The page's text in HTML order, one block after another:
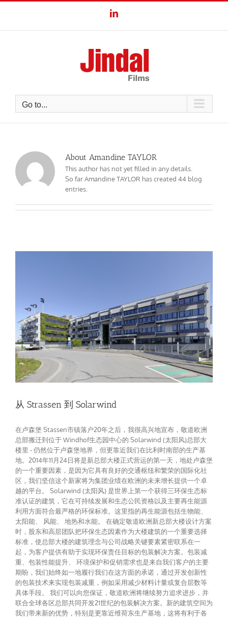
LinkedIn
Go to...
About Amandine TAYLOR
This author has not yet filled in any details.
So far Amandine TAYLOR has created 44 blog
entries.
从 Strassen 到 Solarwind
在卢森堡 Stassen市镇落户20年之后，我很高兴地宣布，敬道欧洲
总部搬迁到位于 Windhof生态园中心的 Solarwind (太阳风)总部大
楼里 - 仍然位于卢森堡地界，但更靠近我们在比利时南部的生产基
地。2014年11月24日将是新总部大楼正式营运的第一天，地处卢森堡
的一个重要因素，是因为它具有良好的交通枢纽和繁荣的国际化社
区，我们坚信这个新家将为集团业绩在欧洲的未来增长提供一个卓
越的平台。 Solarwind (太阳风) 是世界上第一个获得三环保生态标
准认证的建筑，它在可持续发展和生态公民资格以及主要再生能源
利用方面符合最严格的环保标准。这里指的再生能源包括生物能、
太阳能、 风能、 地热和水能。 在确定敬道欧洲新总部大楼设计方案
时，股东和高层团队把环保生态因素作为大楼建筑的一个重要选择
标准，使总部大楼的建筑理念与公司战略关键要素紧密联系在一
起，为客户提供有助于实现环保责任目标的包装解决方案。包装减
重、包装性能提升、 环境保护和促销需求也是来自我们客户的主要
期盼，我们始终如一地履行我们在这方面的承诺，通过开发创新性
的包装技术来实现包装减重，例如采用减少材料计量或复合层数等
具体手段。 我们可以向您保证，敬道欧洲将继续努力追求进步，并
联合全球各区总部共同开发21世纪的包装解决方案。新的建筑空间为
我们带来新的优势，特别是更靠近维荷东生产基地，这将有利于各